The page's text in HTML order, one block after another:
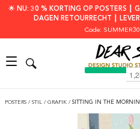
🌟 NU: 30 % KORTING OP POSTERS ┃
DAGEN RETOURRECHT ┃
Code: SUMMER30
POSTERS / STIL / GRAFIK / SITTING IN THE